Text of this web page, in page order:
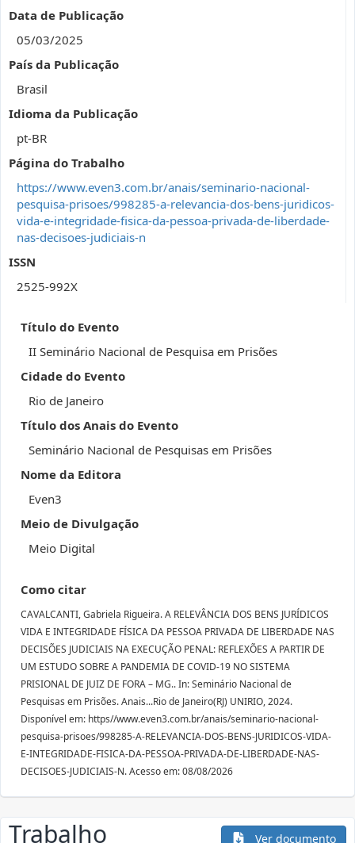
Data de Publicação
05/03/2025
País da Publicação
Brasil
Idioma da Publicação
pt-BR
Página do Trabalho
https://www.even3.com.br/anais/seminario-nacional-
pesquisa-prisoes/998285-a-relevancia-dos-bens-juridicos-
vida-e-integridade-fisica-da-pessoa-privada-de-liberdade-
nas-decisoes-judiciais-n
ISSN
2525-992X
Título do Evento
II Seminário Nacional de Pesquisa em Prisões
Cidade do Evento
Rio de Janeiro
Título dos Anais do Evento
Seminário Nacional de Pesquisas em Prisões
Nome da Editora
Even3
Meio de Divulgação
Meio Digital
Como citar
CAVALCANTI, Gabriela Rigueira. A RELEVÂNCIA DOS BENS JURÍDICOS
VIDA E INTEGRIDADE FÍSICA DA PESSOA PRIVADA DE LIBERDADE NAS
DECISÕES JUDICIAIS NA EXECUÇÃO PENAL: REFLEXÕES A PARTIR DE
UM ESTUDO SOBRE A PANDEMIA DE COVID-19 NO SISTEMA
PRISIONAL DE JUIZ DE FORA – MG.. In: Seminário Nacional de
Pesquisas em Prisões. Anais...Rio de Janeiro(RJ) UNIRIO, 2024.
Disponível em: https//www.even3.com.br/anais/seminario-nacional-
pesquisa-prisoes/998285-A-RELEVANCIA-DOS-BENS-JURIDICOS-VIDA-
E-INTEGRIDADE-FISICA-DA-PESSOA-PRIVADA-DE-LIBERDADE-NAS-
DECISOES-JUDICIAIS-N. Acesso em: 08/08/2026
Trabalho Ver documento